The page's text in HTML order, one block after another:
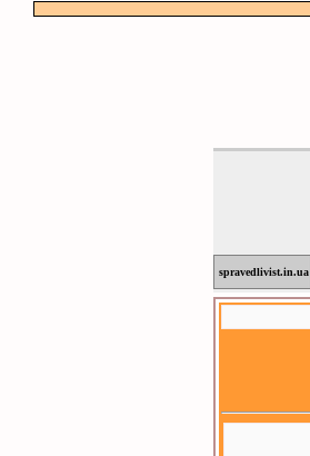
spravedlivist.in.ua